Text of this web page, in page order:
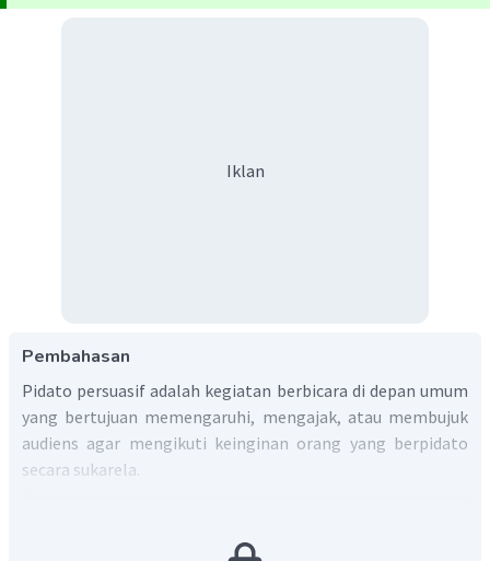
Iklan
Pembahasan
Pidato persuasif adalah kegiatan berbicara di depan umum
yang bertujuan memengaruhi, mengajak, atau membujuk
audiens agar mengikuti keinginan orang yang berpidato
secara sukarela.
tidak dapat dirasakan dengan pancaindra. Adapun,